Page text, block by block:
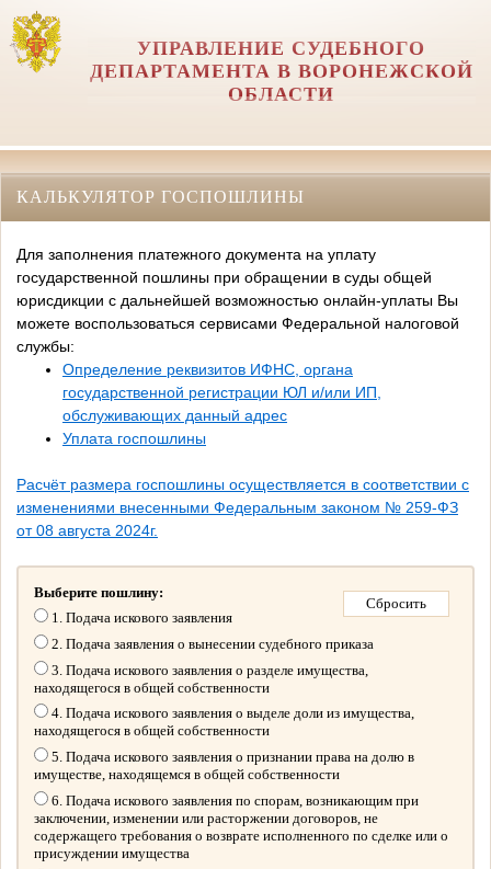
УПРАВЛЕНИЕ СУДЕБНОГО
ДЕПАРТАМЕНТА В ВОРОНЕЖСКОЙ
ОБЛАСТИ
КАЛЬКУЛЯТОР ГОСПОШЛИНЫ
Для заполнения платежного документа на уплату
государственной пошлины при обращении в суды общей
юрисдикции с дальнейшей возможностью онлайн-уплаты Вы
можете воспользоваться сервисами Федеральной налоговой
службы:
Определение реквизитов ИФНС, органа
государственной регистрации ЮЛ и/или ИП,
обслуживающих данный адрес
Уплата госпошлины
Расчёт размера госпошлины осуществляется в соответствии с
изменениями внесенными Федеральным законом № 259-ФЗ
от 08 августа 2024г.
Выберите пошлину:
1. Подача искового заявления
2. Подача заявления о вынесении судебного приказа
3. Подача искового заявления о разделе имущества,
находящегося в общей собственности
4. Подача искового заявления о выделе доли из имущества,
находящегося в общей собственности
5. Подача искового заявления о признании права на долю в
имуществе, находящемся в общей собственности
6. Подача искового заявления по спорам, возникающим при
заключении, изменении или расторжении договоров, не
содержащего требования о возврате исполненного по сделке или о
присуждении имущества